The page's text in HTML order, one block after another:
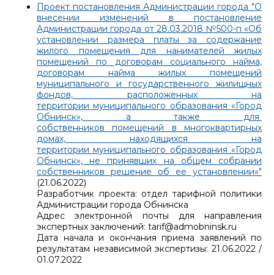
Проект постановления Администрации города "О
внесении изменений в постановление
Администрации города от 28.03.2018 №500-п «Об
установлении размера платы за содержание
жилого помещения для нанимателей жилых
помещений по договорам социального найма,
договорам найма жилых помещений
муниципального и государственного жилищных
фондов, расположенных на
территории муниципального образования «Город
Обнинск», а также для
собственников помещений в многоквартирных
домах, находящихся на
территории муниципального образования «Город
Обнинск», не принявших на общем собрании
собственников решение об ее установлении»"
(21.06.2022)
Разработчик проекта: отдел тарифной политики
Администрации города Обнинска
Адрес электронной почты для направления
экспертных заключений: tarif@admobninsk.ru
Дата начала и окончания приема заявлений по
результатам независимой экспертизы: 21.06.2022 /
01.07.2022